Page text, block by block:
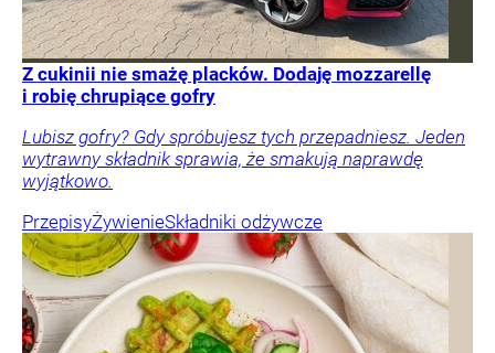
Z cukinii nie smażę placków. Dodaję mozzarellę
i robię chrupiące gofry
Lubisz gofry? Gdy spróbujesz tych przepadniesz. Jeden
wytrawny składnik sprawia, że smakują naprawdę
wyjątkowo.
PrzepisyŻywienieSkładniki odżywcze